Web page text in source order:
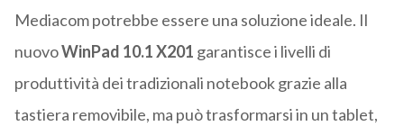
Mediacom potrebbe essere una soluzione ideale. Il
nuovoWinPad 10.1 X201 garantisce i livelli di
produttività dei tradizionali notebook grazie alla
tastiera removibile, ma può trasformarsi in un tablet,